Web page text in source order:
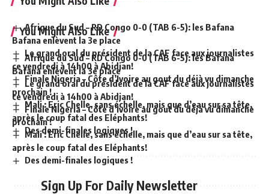
You Might Also Like
Afrique du Sud – RD Congo 0-0 (TAB 6-5): les Bafana
Bafana enlèvent la 3e place
Le grand oral du président de la CAF face aux journalistes
ce vendredi à 14h00 à Abidjan!
Finale Nigeria – Côte d’Ivoire au gout du déjà vu dimanche
prochain !
Mali : Eric Chelle, sans échelle, mais que d’eau sur sa tête,
après le coup fatal des Eléphants!
Des demi-finales logiques !
Afrique du Sud – RD Congo 0-0 (TAB 6-5): les Bafana
Bafana enlèvent la 3e place
Le grand oral du président de la CAF face aux journalistes
ce vendredi à 14h00 à Abidjan!
Finale Nigeria – Côte d’Ivoire au gout du déjà vu dimanche
prochain !
Mali : Eric Chelle, sans échelle, mais que d’eau sur sa tête,
après le coup fatal des Eléphants!
Des demi-finales logiques !
Sign Up For Daily Newsletter